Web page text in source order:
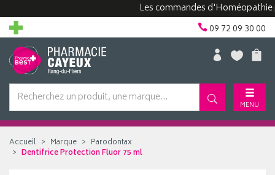
Les commandes d'Homéopathie
09 72 09 30 00
MENU
Accueil Marque
Parodontax
Dentifrice Protection Fluor 75 ml